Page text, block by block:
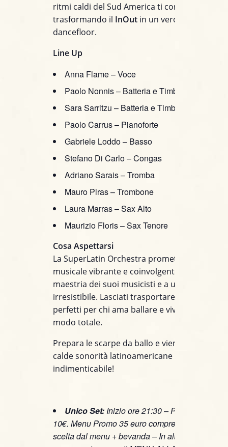
ritmi caldi del Sud America ti conquisteranno,
trasformando il InOut in un vero e proprio
dancefloor.
Line Up
Anna Flame – Voce
Paolo Nonnis – Batteria e Timbales
Sara Sarritzu – Batteria e Timbales
Paolo Carrus – Pianoforte
Gabriele Loddo – Basso
Stefano Di Carlo – Congas
Adriano Sarais – Tromba
Mauro Piras – Trombone
Laura Marras – Sax Alto
Maurizio Floris – Sax Tenore
Cosa Aspettarsi
La SuperLatin Orchestra promette
musicale vibrante e coinvolgente, grazie alla
maestria dei suoi musicisti e a un repertorio
irresistibile. Lasciati trasportare dai ritmi
perfetti per chi ama ballare e vivere la
modo totale.
Prepara le scarpe da ballo e vieni a
calde sonorità latinoamericane per una
indimenticabile!
Unico Set: Inizio ore 21:30 – Prezzo
10€. Menu Promo 35 euro comprensivo di 2
scelta dal menu + bevanda – In alternativa,